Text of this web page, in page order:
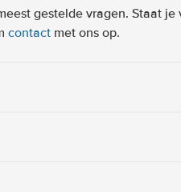
gestelde vragen. Staat je
contact met ons op.